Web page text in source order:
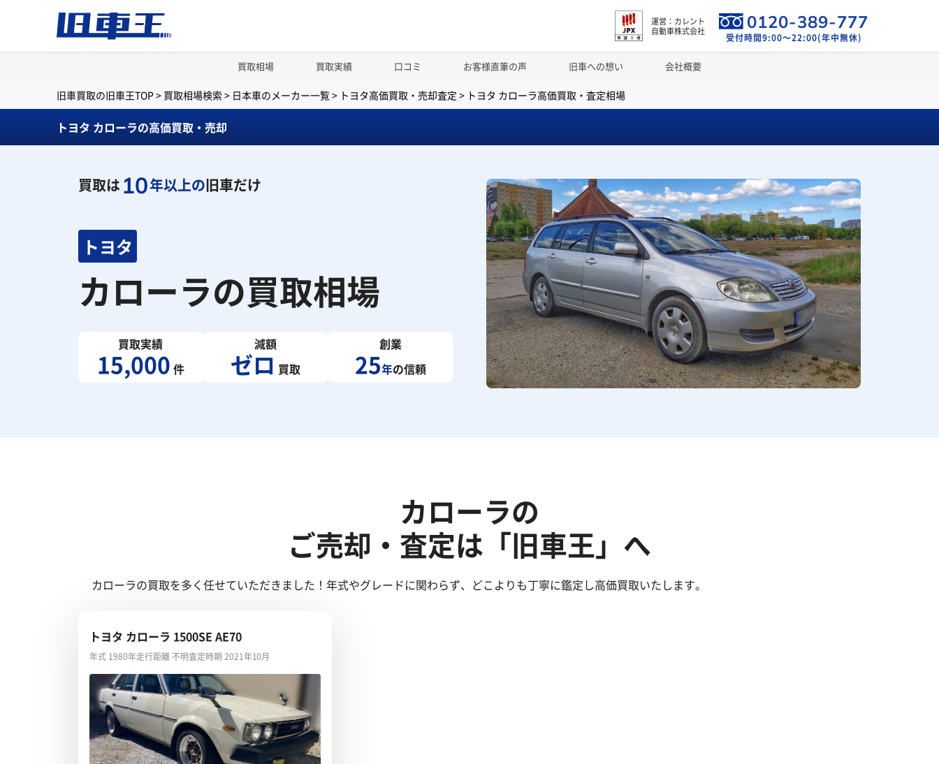
運営：カレント
自動車株式会社
0120-389-777
受付時間9:00～22:00(年中無休)
買取相場 買取実績 口コミ お客様直筆の声 旧車への想い 会社概要
旧車買取の旧車王TOP > 買取相場検索 > 日本車のメーカー一覧> トヨタ高価買取・売却査定 > トヨタ カローラ高価買取・査定相場
トヨタ カローラの高価買取・売却
買取は10年以上の旧車だけ
トヨタ
カローラの買取相場
買取実績
15,000 件
減額
ゼロ 買取
創業
25年の信頼
カローラの
ご売却・査定は「旧車王」へ
カローラの買取を多く任せていただきました！年式やグレードに関わらず、どこよりも丁寧に鑑定し高価買取いたします。
トヨタ カローラ 1500SE AE70
年式 1980年走行距離 不明査定時期 2021年10月